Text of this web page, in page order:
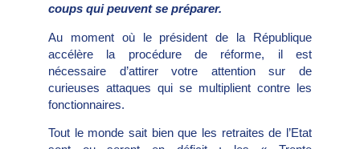
coups qui peuvent se préparer.
Au moment où le président de la République
accélère la procédure de réforme, il est
nécessaire d’attirer votre attention sur de
curieuses attaques qui se multiplient contre les
fonctionnaires.
Tout le monde sait bien que les retraites de l’Etat